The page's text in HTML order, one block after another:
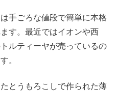
手ごろな値段で簡単に本格
す。最近ではイオンや西
ルティーヤが売っているの
。
とうもろこしで作られた薄